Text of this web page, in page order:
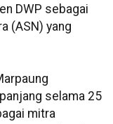
DWP sebagai
(ASN) yang
selama 25
mitra